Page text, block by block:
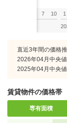
7 10 1
直近3年間の価格
2026年04月中央
2025年04月中央
賃貸物件の価格帯
専有面積